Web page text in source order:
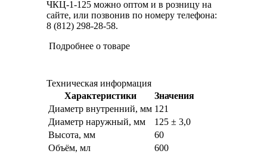
ЧКЦ-1-125 можно оптом и в розницу на
сайте, или позвонив по номеру телефона:
8 (812) 298-28-58.
Подробнее о товаре
Техническая информация
Характеристики
Значения
Диаметр внутренний, мм 121
Диаметр наружный, мм
125 ± 3,0
Высота, мм
60
Объём, мл
600